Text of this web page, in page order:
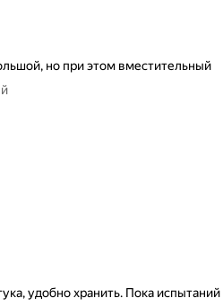
но при этом вместительный
удобно хранить. Пока